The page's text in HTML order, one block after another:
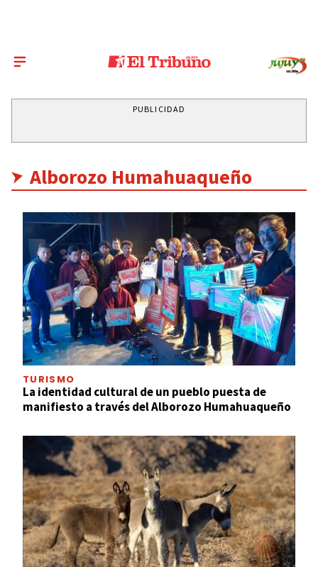
PUBLICIDAD
Alborozo Humahuaqueño
TURISMO
La identidad cultural de un pueblo puesta de
manifiesto a través del Alborozo Humahuaqueño